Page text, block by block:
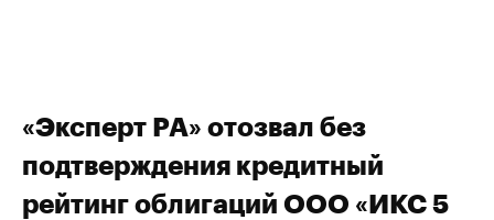
«Эксперт РА» отозвал без
подтверждения кредитный
рейтинг облигаций ООО «ИКС 5